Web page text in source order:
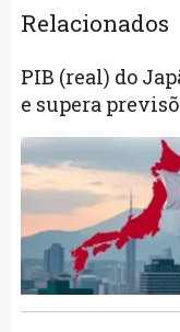
Relacionados
PIB (real) do
e supera